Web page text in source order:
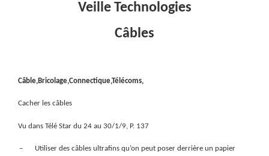
Veille Technologies
Câbles
Câble,Bricolage,Connectique,Télécoms,
Cacher les câbles
Vu dans Télé Star du 24 au 30/1/9, P. 137
–
Utiliser des câbles ultrafins qu’on peut poser derrière un papier